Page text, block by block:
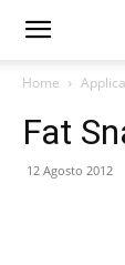
Super
Mobile
Home
Fat
12 Agosto 2012